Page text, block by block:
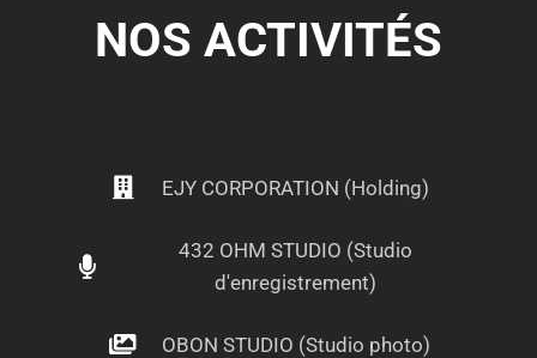
NOS ACTIVITÉS
EJY CORPORATION (Holding)
432 OHM STUDIO (Studio
d'enregistrement)
OBON STUDIO (Studio photo)